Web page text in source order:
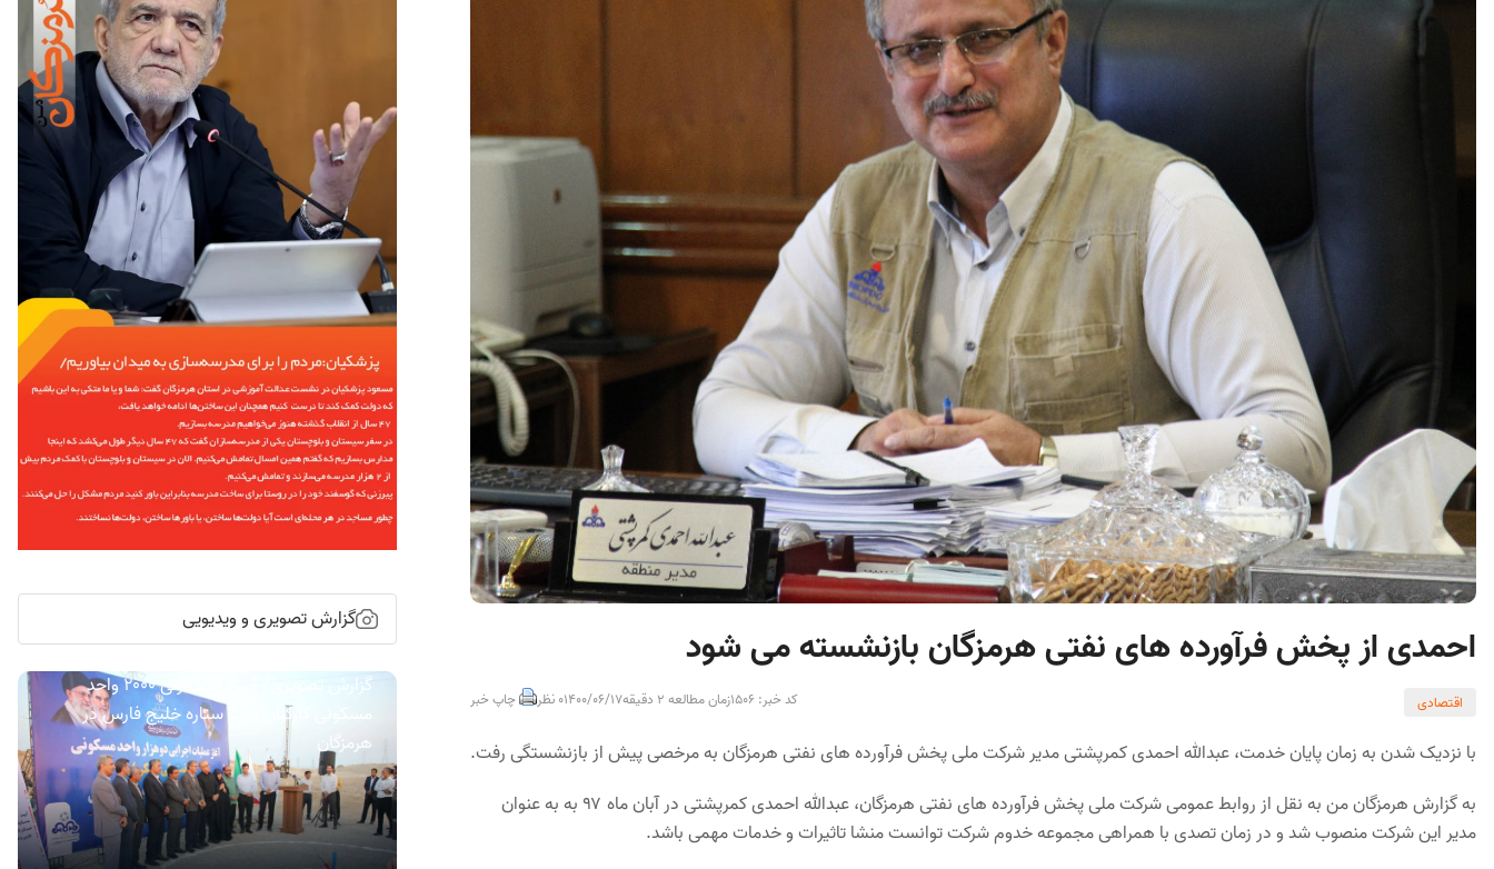
احمدی از پخش فرآورده های نفتی هرمزگان بازنشسته می شود
اقتصادی کد خبر: 1506 زمان مطالعه 2 دقیقه 1400/06/170 نظر چاپ خبر
با نزدیک شدن به زمان پایان خدمت، عبدالله احمدی کمرپشتی مدیر شرکت ملی پخش فرآورده های نفتی هرمزگان به مرخصی پیش از بازنشستگی رفت.
به گزارش هرمزگان من به نقل از روابط عمومی شرکت ملی پخش فرآورده های نفتی هرمزگان، عبدالله احمدی کمرپشتی در آبان ماه ۹۷ به به عنوان
مدیر این شرکت منصوب شد و در زمان تصدی با همراهی مجموعه خدوم شرکت توانست منشا تاثیرات و خدمات مهمی باشد.
گزارش تصویری و ویدیویی
گزارش تصویری/ آیین کلنگ زنی ۲۰۰۰ واحد
مسکونی کارکنان نفت ستاره خلیج فارس در
هرمزگان